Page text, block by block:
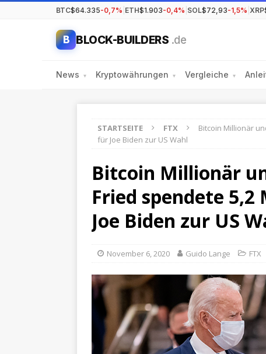
BTC$64.335-0,7% ETH$1.903-0,4% SOL$72,93-1,5% XRP
B BLOCK-BUILDERS .de
News ▾ Kryptowährungen ▾ Vergleiche ▾
STARTSEITE FTX
Bitcoin Millionär
für Joe Biden zur US Wahl
Bitcoin Millionär
Fried spendete
Joe Biden zur US
November 6, 2020 Guido Lange FTX